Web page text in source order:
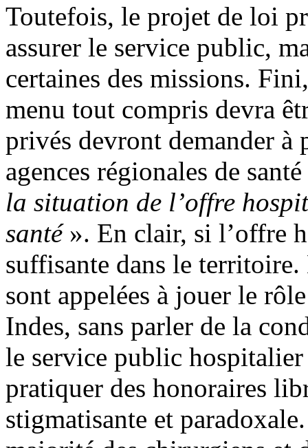
Toutefois, le projet de loi
assurer le service public,
certaines des missions.
menu tout compris devra
privés devront demander
agences régionales de
la situation de l’offre
santé ». En clair, si l’offre
suffisante dans le territoire.
sont appelées à jouer le
Indes, sans parler de la
le service public
pratiquer des honoraires
stigmatisante et